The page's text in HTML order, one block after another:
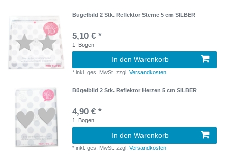
Bügelbild 2 Stk. Reflektor Sterne 5 cm SILBER
5,10 € *
1 Bogen
In den Warenkorb
*inkl. ges. MwSt. zzgl.Versandkosten
Bügelbild 2 Stk. Reflektor Herzen 5 cm SILBER
4,90 € *
1 Bogen
In den Warenkorb
*inkl. ges. MwSt. zzgl.Versandkosten